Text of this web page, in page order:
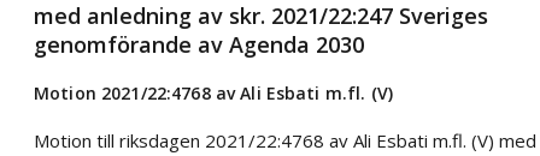
med anledning av skr. 2021/22:247 Sveriges
genomförande av Agenda 2030
Motion 2021/22:4768 av Ali Esbati m.fl. (V)
Motion till riksdagen 2021/22:4768 av Ali Esbati m.fl. (V) med